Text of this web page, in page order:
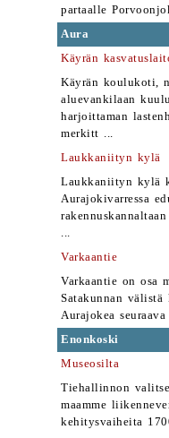
partaalle
Aura
Käyrän
Käyrän koulukoti,
aluevankilaan
harjoittaman
merkitt ...
Laukkaniityn kylä
Laukkaniityn kylä
Aurajokivarressa
...
Varkaantie
Varkaantie on osa
Satakunnan
Aurajokea
Enonkoski
Museosilta
Tiehallinnon
maamme
kehitysvaiheita